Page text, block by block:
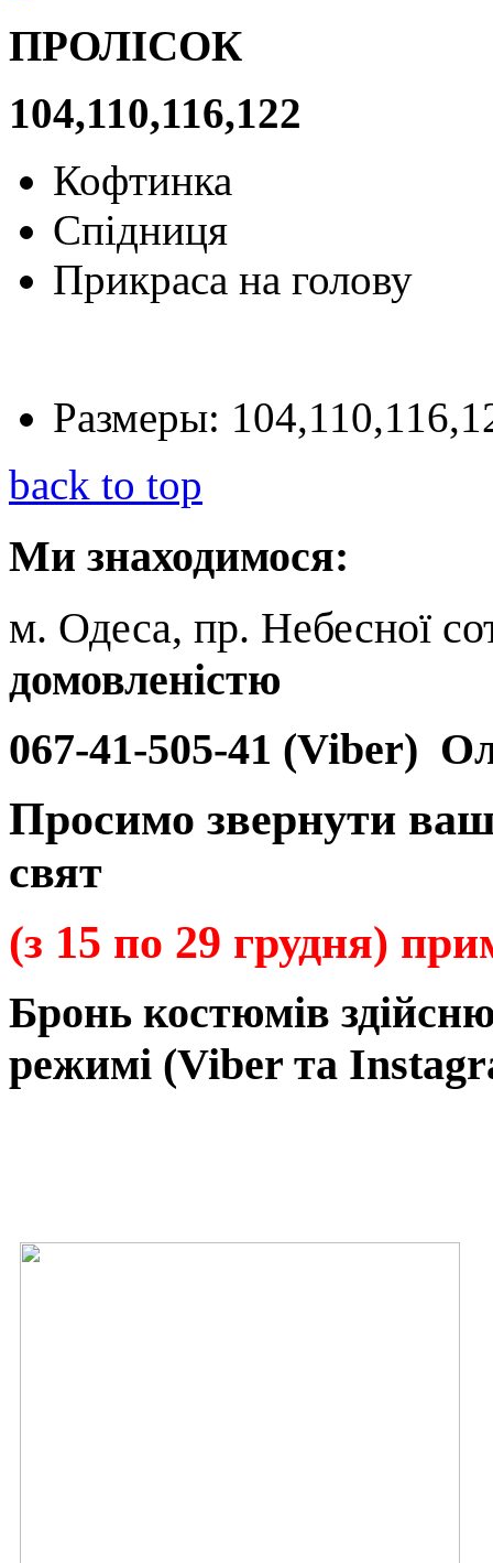
ПРОЛІСОК
104,110,116,122
Кофтинка
Спідниця
Прикраса на голову
Размеры:
back to top
Ми знаходимося:
м. Одеса, пр. Небесної
домовленістю
067-41-505-41 (Viber)
Просимо звернути
свят
(з 15 по 29 грудня)
Бронь костюмів
режимі (Viber та